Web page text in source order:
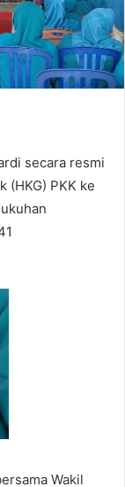
secara resmi
(HKG) PKK ke
Wakil